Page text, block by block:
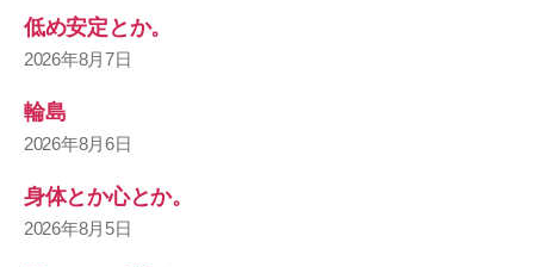
低め安定とか。
2026年8月7日
輪島
2026年8月6日
身体とか心とか。
2026年8月5日